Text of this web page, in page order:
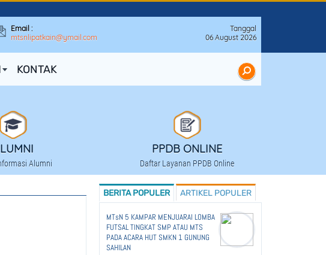
Email :
mtsnlipatkain@ymail.com
Tanggal
06 August 2026
KONTAK
Alumni
PPDB ONLINE
Daftar Layanan PPDB Online
BERITA POPULER ARTIKEL POPULER
MTsN 5 KAMPAR MENJUARAI LOMBA
FUTSAL TINGKAT SMP ATAU MTS
PADA ACARA HUT SMKN 1 GUNUNG
SAHILAN